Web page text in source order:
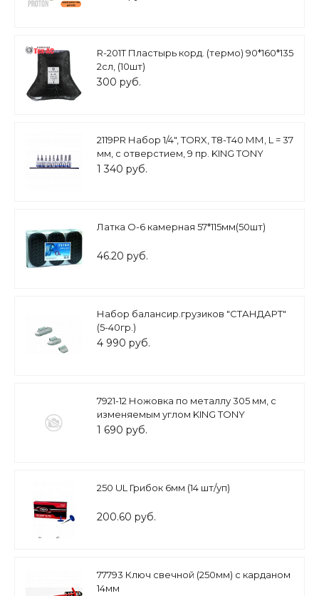
R-201Т Пластырь корд. (термо) 90*160*135
2сл, (10шт)
300 руб.
2119PR Набор 1/4", TORX, Т8-Т40 ММ, L = 37
мм, с отверстием, 9 пр. KING TONY
1 340 руб.
Латка О-6 камерная 57*115мм(50шт)
46.20 руб.
Набор балансир.грузиков "СТАНДАРТ"
(5-40гр.)
4 990 руб.
7921-12 Ножовка по металлу 305 мм, с
изменяемым углом KING TONY
1 690 руб.
250 UL Грибок 6мм (14 шт/уп)
200.60 руб.
77793 Ключ свечной (250мм) с карданом
14мм